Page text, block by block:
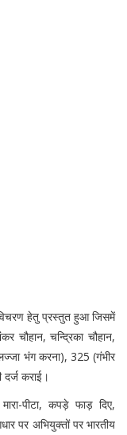
विचरण हेतु प्रस्तुत हुआ जिसमें
चौहान, चन्द्रिका चौहान,
भंग करना), 325 (गंभीर
कराई।
पीटा, कपड़े फाड़ दिए,
पर अभियुक्तों पर भारतीय